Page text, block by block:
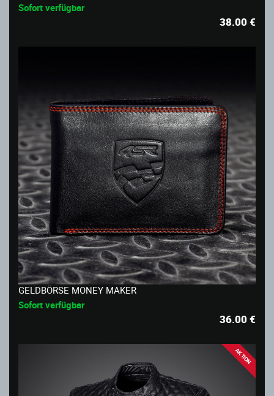
Sofort verfügbar
38.00€
GELDBÖRSE MONEY MAKER
Sofort verfügbar
36.00€
AKTION